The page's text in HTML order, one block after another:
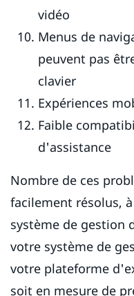
vidéo
Menus de
peuvent pas
clavier
Expériences
Faible
d'assistance
Nombre de ces
facilement résolus,
système de gestion
votre système de
votre plateforme
soit en mesure de